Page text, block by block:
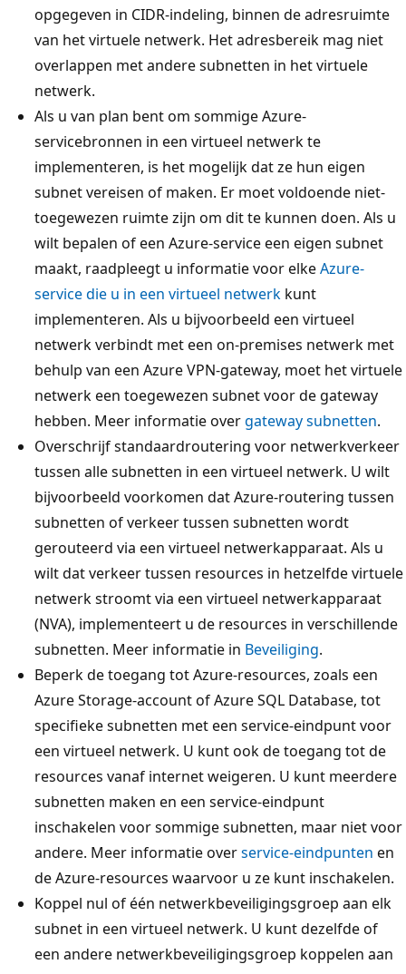
opgegeven in CIDR-indeling, binnen de adresruimte
van het virtuele netwerk. Het adresbereik mag niet
overlappen met andere subnetten in het virtuele
netwerk.
Als u van plan bent om sommige Azure-
servicebronnen in een virtueel netwerk te
implementeren, is het mogelijk dat ze hun eigen
subnet vereisen of maken. Er moet voldoende niet-
toegewezen ruimte zijn om dit te kunnen doen. Als u
wilt bepalen of een Azure-service een eigen subnet
maakt, raadpleegt u informatie voor elkeAzure-
service die u in een virtueel netwerk kunt
implementeren. Als u bijvoorbeeld een virtueel
netwerk verbindt met een on-premises netwerk met
behulp van een Azure VPN-gateway, moet het virtuele
netwerk een toegewezen subnet voor de gateway
hebben. Meer informatie overgateway subnetten.
Overschrijf standaardroutering voor netwerkverkeer
tussen alle subnetten in een virtueel netwerk. U wilt
bijvoorbeeld voorkomen dat Azure-routering tussen
subnetten of verkeer tussen subnetten wordt
gerouteerd via een virtueel netwerkapparaat. Als u
wilt dat verkeer tussen resources in hetzelfde virtuele
netwerk stroomt via een virtueel netwerkapparaat
(NVA), implementeert u de resources in verschillende
subnetten. Meer informatie in Beveiliging.
Beperk de toegang tot Azure-resources, zoals een
Azure Storage-account of Azure SQL Database, tot
specifieke subnetten met een service-eindpunt voor
een virtueel netwerk. U kunt ook de toegang tot de
resources vanaf internet weigeren. U kunt meerdere
subnetten maken en een service-eindpunt
inschakelen voor sommige subnetten, maar niet voor
andere. Meer informatie overservice-eindpunten en
de Azure-resources waarvoor u ze kunt inschakelen.
Koppel nul of één netwerkbeveiligingsgroep aan elk
subnet in een virtueel netwerk. U kunt dezelfde of
een andere netwerkbeveiligingsgroep koppelen aan